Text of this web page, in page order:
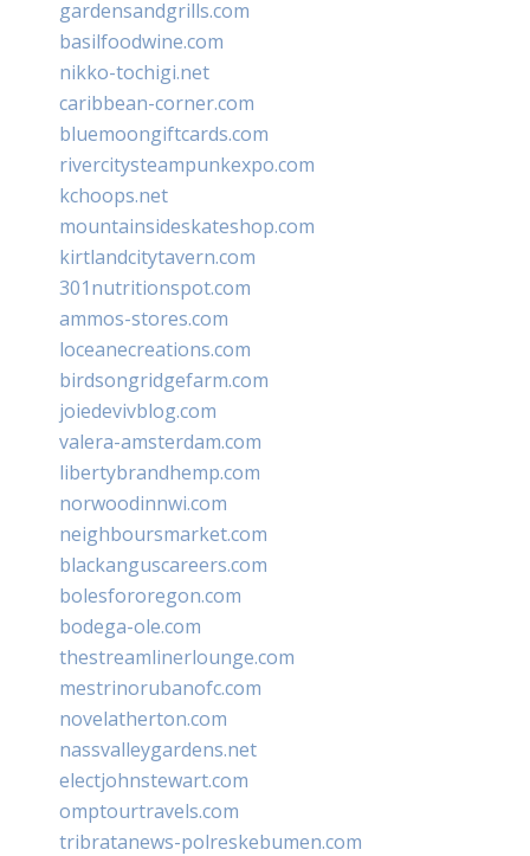
gardensandgrills.com
basilfoodwine.com
nikko-tochigi.net
caribbean-corner.com
bluemoongiftcards.com
rivercitysteampunkexpo.com
kchoops.net
mountainsideskateshop.com
kirtlandcitytavern.com
301nutritionspot.com
ammos-stores.com
loceanecreations.com
birdsongridgefarm.com
joiedevivblog.com
valera-amsterdam.com
libertybrandhemp.com
norwoodinnwi.com
neighboursmarket.com
blackanguscareers.com
bolesfororegon.com
bodega-ole.com
thestreamlinerlounge.com
mestrinorubanofc.com
novelatherton.com
nassvalleygardens.net
electjohnstewart.com
omptourtravels.com
tribratanews-polreskebumen.com